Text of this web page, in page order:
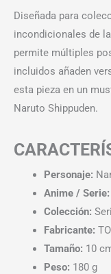
Diseñada para
incondicionales de
permite múltiples
incluidos añaden
esta pieza en un
Naruto Shippuden.
Personaje:
Anime / Serie:
Colección:
Fabricante:
Tamaño: 10
Peso: 180 g